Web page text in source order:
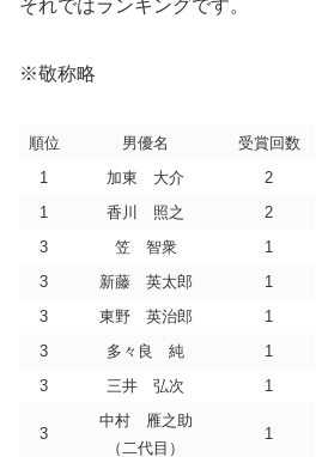
それではランキングです。
※敬称略
順位 男優名
受賞回数
1
加東 大介
2
1
香川 照之
2
3
笠 智衆
1
3
新藤 英太郎
1
3
東野 英治郎
1
3
多々良 純
1
3
三井 弘次 1
3
中村 雁之助
（二代目）
1